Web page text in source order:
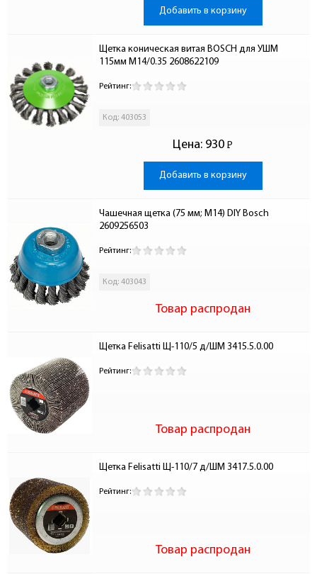
Добавить в корзину
Щетка коническая витая BOSCH для УШМ
115мм М14/0.35 2608622109
Рейтинг:
Код: 403053
Цена: 930 Р
-
Добавить в корзину
Чашечная щетка (75 мм; M14) DIY Bosch
2609256503
Рейтинг:
Код: 403043
Товар распродан
Щетка Felisatti Щ-110/5 д/ШМ 3415.5.0.00
Рейтинг:
Товар распродан
Щетка Felisatti Щ-110/7 д/ШМ 3417.5.0.00
Рейтинг:
Товар распродан